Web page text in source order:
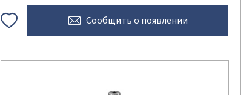
Сообщитьо появлении